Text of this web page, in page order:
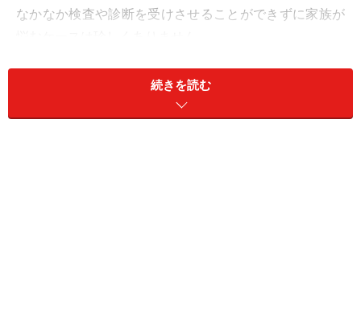
なかなか検査や診断を受けさせることができずに家族が
筆者は大学の研究室で認知症治療薬の探索研究に取り組
んでいますが、認知症に関して市民講座などでお話をす
続きを読む